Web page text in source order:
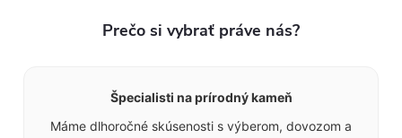
Prečo si vybrať práve nás?
Špecialisti na prírodný kameň
Máme dlhoročné skúsenosti s výberom, dovozom a